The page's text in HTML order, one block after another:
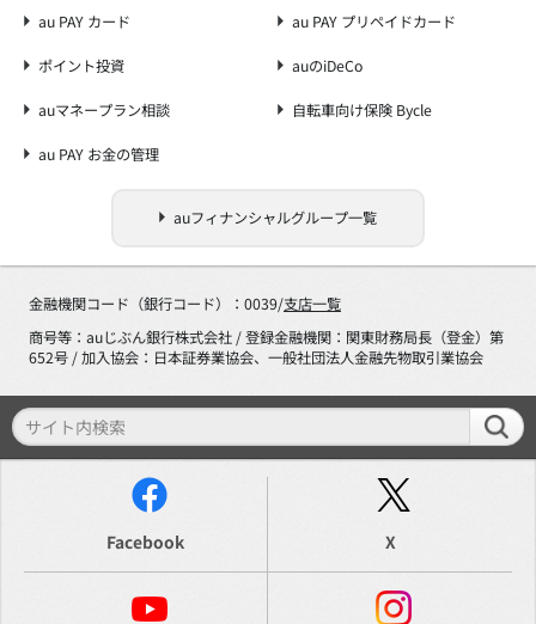
au PAY カード au PAY プリペイドカード
ポイント投資 auのiDeCo
auマネープラン相談 自転車向け保険 Bycle
au PAY お金の管理
auフィナンシャルグループ一覧
金融機関コード（銀行コード）：0039/支店一覧
商号等：auじぶん銀行株式会社 / 登録金融機関：関東財務局長（登金）第
652号 / 加入協会：日本証券業協会、一般社団法人金融先物取引業協会
Facebook X